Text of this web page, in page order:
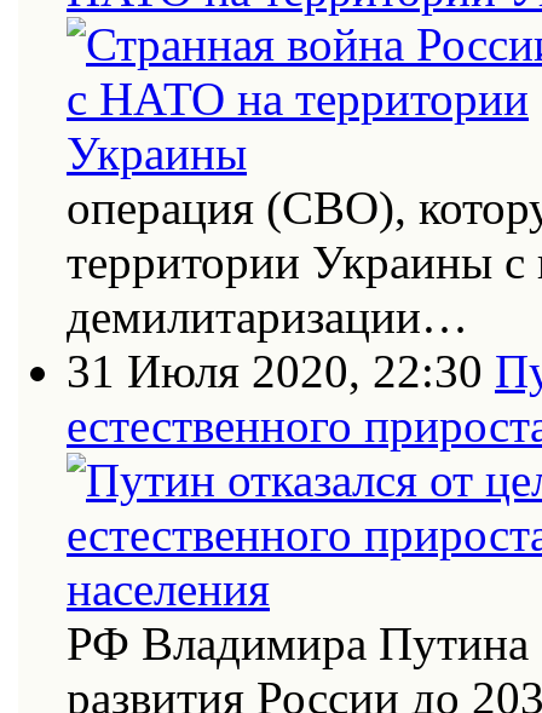
операция (СВО),
территории Украины
демилитаризации…
31 Июля 2020, 22:30
естественного
РФ Владимира Путина
развития России до